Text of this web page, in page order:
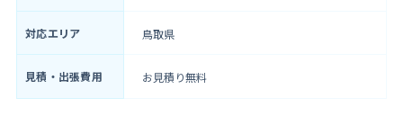
対応エリア 鳥取県
見積・出張費用 お見積り無料